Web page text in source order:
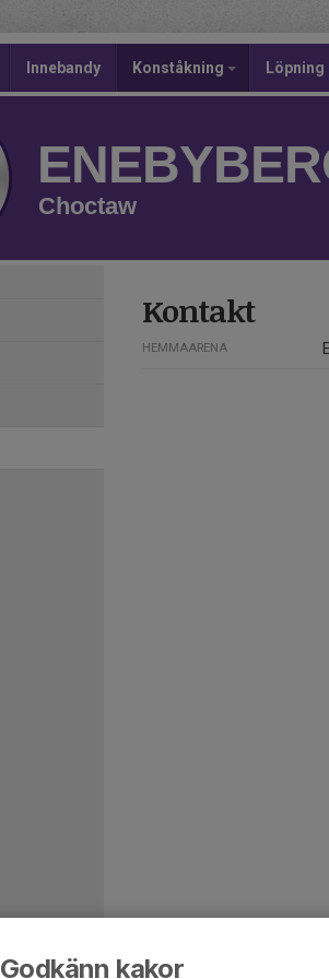
Innebandy Konståkning Löpning
Choctaw
Kontakt
HEMMAARENA
Godkänn kakor